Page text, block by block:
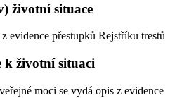
životní situace
evidence přestupků Rejstříku trestů
životní situaci
moci se vydá opis z evidence